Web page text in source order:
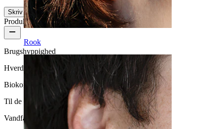
Rook
Skriv en anmeldelse
Produktkvalitet
Brugshyppighed
Hverdagsbrug
Biokompatibilitet
Til de fleste hudtyper
Vandfasthed